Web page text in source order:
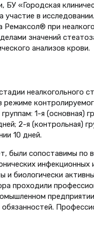
БУ «Городская
в
при
значений
анализов крови.
неалкогольного
режиме
1-я (основная)
2-я (контрольная)
10 дней.
были сопоставимы по
инфекционных
и биологически
проходили